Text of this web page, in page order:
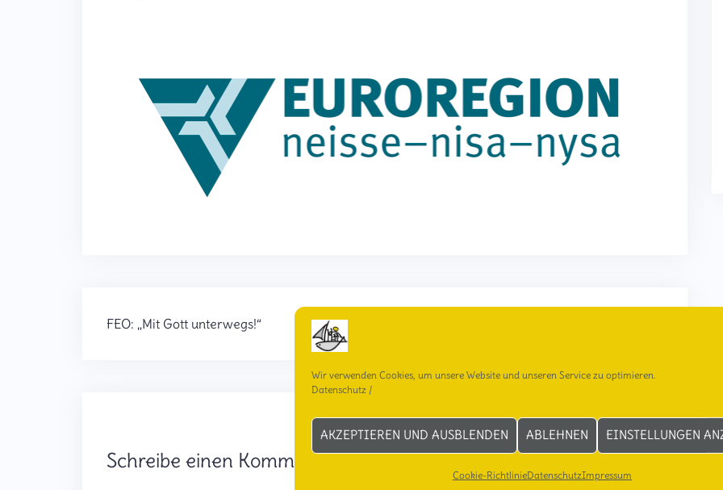
Wir verwenden Cookies, um unsere Website und unseren Service zu optimieren.
Datenschutz /
AKZEPTIEREN UND AUSBLENDEN ABLEHNEN EINSTELLUNGEN
Cookie-RichtlinieDatenschutzImpressum
FEO: „Mit Gott unterwegs!“
Schreibe einen Kommentar